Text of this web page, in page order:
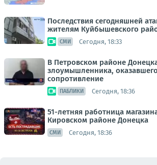
Последствия сегодняшней
жителям Куйбышевского
СМИ Сегодня, 18:33
В Петровском районе
злоумышленника,
сопротивление
ПАБЛИКИ Сегодня, 18:36
51-летняя работница
Кировском районе Донецка
СМИ Сегодня, 18:36